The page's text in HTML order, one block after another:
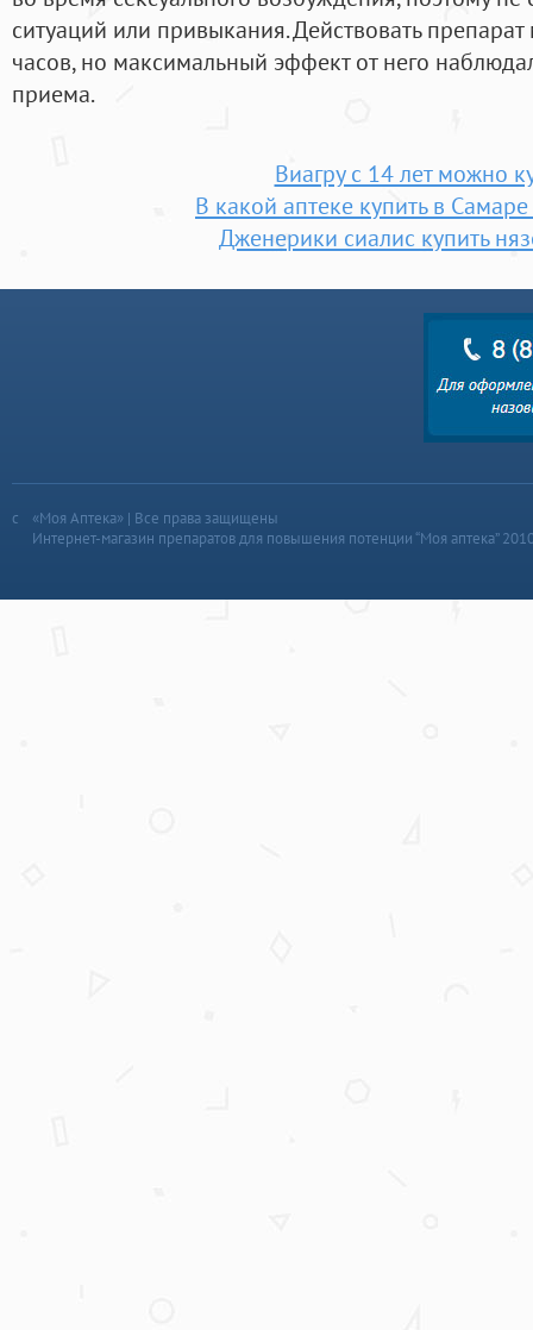
ситуаций или привыкания. Действовать
часов, но максимальный эффект от него
приема.
Виагру с 14 лет можно
В какой аптеке купить в
Дженерики сиалис купить
«Моя Аптека» | Все права защищены
Интернет-магазин препаратов для повышения потенции “Моя аптека”